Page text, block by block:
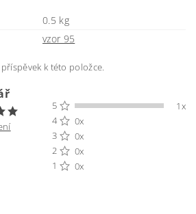
0.5 kg
vzor 95
k této položce.
5
1x
4
0x
3
0x
2
0x
1
0x